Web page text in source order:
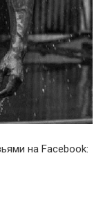
на Facebook: